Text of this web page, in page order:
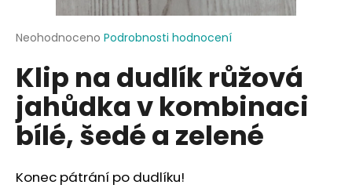
Průměrné
produktu
je
0,0
5
hvězdiček.
Neohodnoceno Podrobnosti hodnocení
Klip na dudlík růžová
jahůdka v kombinaci
bílé, šedé a zelené
Konec pátrání po dudlíku!
j
t
?
HLEDAT